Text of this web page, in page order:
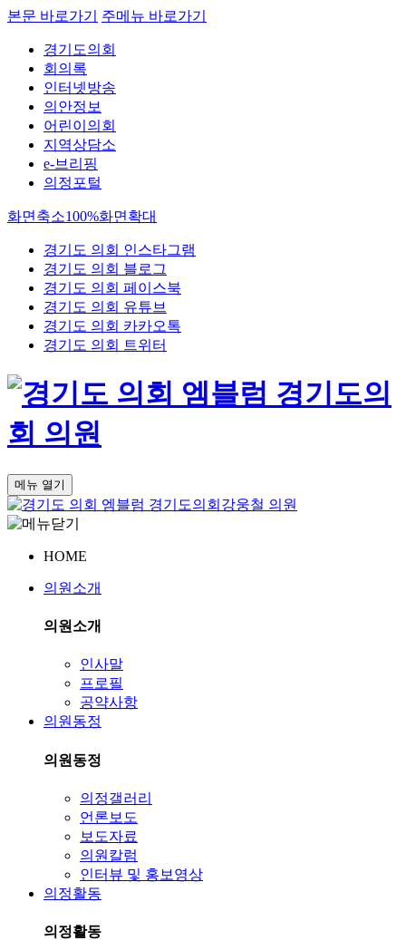
본문 바로가기 주메뉴 바로가기
경기도의회
회의록
인터넷방송
의안정보
어린이의회
지역상담소
e-브리핑
의정포털
화면축소100%화면확대
경기도 의회 인스타그램
경기도 의회 블로그
경기도 의회 페이스북
경기도 의회 유튜브
경기도 의회 카카오톡
경기도 의회 트위터
경기도의
회 의원
메뉴 열기
경기도의회 강웅철 의원
HOME
의원소개
의원소개
인사말
프로필
공약사항
의원동정
의원동정
의정갤러리
언론보도
보도자료
의원칼럼
인터뷰 및 홍보영상
의정활동
의정활동